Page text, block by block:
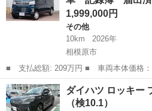
1,999,000円
その他
10km
2026年
相模原市
■ 支払総額: 209万円 ■ 車両本体価格： 1,999,000 円 ■ メーカー
名： ダイハツ ■ 車種名： アトレ
型モデル 禁煙車 記録簿 届出済未使
キ バックカ...
神奈川 相模原市
ダイハツ ロッキー
（検10.1）